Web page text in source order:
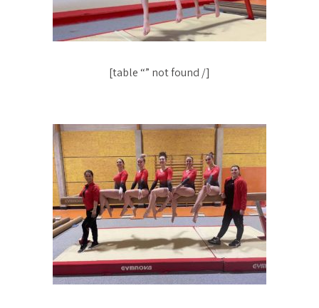
[table “” not found /]